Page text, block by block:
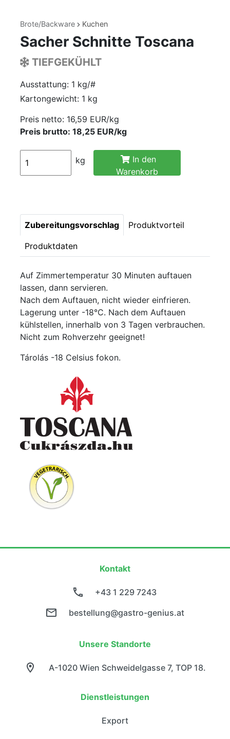
Brote/Backware Kuchen
Sacher Schnitte Toscana
TIEFGEKÜHLT
Ausstattung: 1 kg/#
Kartongewicht: 1 kg
Preis netto: 16,59 EUR/kg
Preis brutto: 18,25 EUR/kg
kg
In den
Warenkorb
Zubereitungsvorschlag Produktvorteil
Produktdaten
Auf Zimmertemperatur 30 Minuten auftauen
lassen, dann servieren.
Nach dem Auftauen, nicht wieder einfrieren.
Lagerung unter -18°C. Nach dem Auftauen
kühlstellen, innerhalb von 3 Tagen verbrauchen.
Nicht zum Rohverzehr geeignet!
Tárolás -18 Celsius fokon.
Kontakt
+43 1 229 7243
bestellung@gastro-genius.at
Unsere Standorte
A-1020 Wien Schweidelgasse 7, TOP 18.
Dienstleistungen
Export